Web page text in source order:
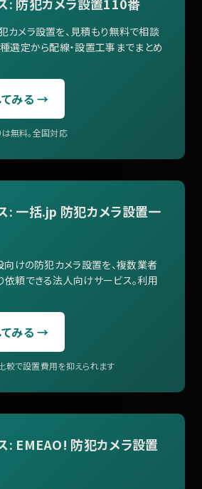
カメラ設置を、見積もり無料で相談
選定から配線・設置工事までまとめ
みる →
無料。全国対応
: 一括.jp 防犯カメラ設置一
向けの防犯カメラ設置を、複数業者
依頼できる法人向けサービス。利用
みる →
で設置費用を抑えられます
: EMEAO! 防犯カメラ設置